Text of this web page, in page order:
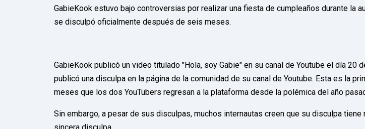
GabieKook estuvo bajo controversias por realizar una fiesta de cumpleaños durante la
se disculpó oficialmente después de seis meses.
GabieKook publicó un video titulado "Hola, soy Gabie" en su canal de Youtube el día 20
publicó una disculpa en la página de la comunidad de su canal de Youtube. Esta es la
meses que los dos YouTubers regresan a la plataforma desde la polémica del año
Sin embargo, a pesar de sus disculpas, muchos internautas creen que su disculpa tiene
sincera disculpa.